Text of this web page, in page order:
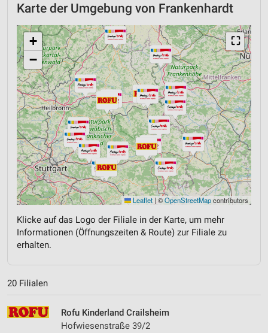
Karte der Umgebung von Frankenhardt
⛶
+
−
Leaflet | ©OpenStreetMapcontributors
Klicke auf das Logo der Filiale in der Karte, um mehr
Informationen (Öffnungszeiten & Route) zur Filiale zu
erhalten.
20 Filialen
Rofu Kinderland Crailsheim
Hofwiesenstraße 39/2